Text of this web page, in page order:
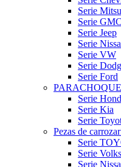
Serie
Serie GMC
Serie Jeep
Serie
Serie VW
Serie
Serie Ford
Serie
Serie Kia
Serie
Pezas de
Serie
Serie
Serie